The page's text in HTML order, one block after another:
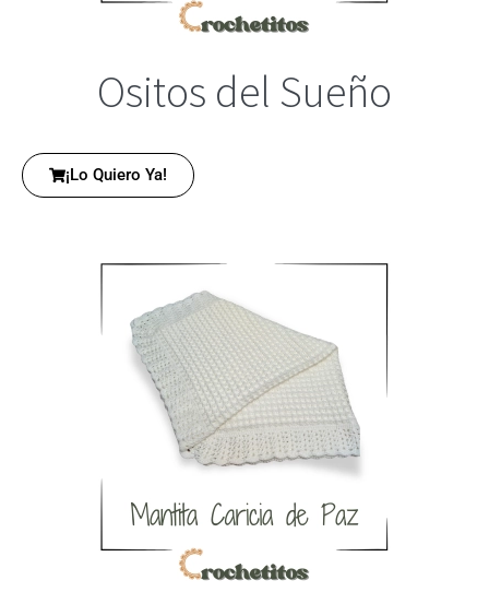
Ositos del Sueño
¡Lo Quiero Ya!